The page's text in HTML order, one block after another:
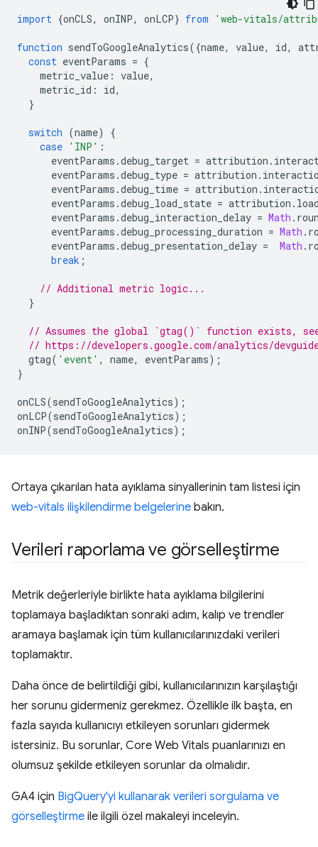
import {onCLS, onINP, onLCP} from 'web-vitals/
function sendToGoogleAnalytics({name, value, id,
const eventParams = {
metric_value : value,
metric_id : id,
}
switch (name)
{
case 'INP' :
eventParams .debug_target = attribution .
eventParams .debug_type = attribution .
eventParams .debug_time = attribution .
eventParams .debug_load_state = attribution .
eventParams .debug_interaction_delay = Math .
eventParams .debug_processing_duration = Math .
eventParams .debug_presentation_delay = Math .
break ;
// Additional metric logic...
}
// Assumes the global `gtag()` function exists,
// https://developers.google.com/analytics/
gtag( 'event' , name, eventParams);
}
onCLS(sendToGoogleAnalytics);
onLCP(sendToGoogleAnalytics);
onINP(sendToGoogleAnalytics);
Ortaya çıkarılan hata ayıklama sinyallerinin tam listesi için
web-vitals ilişkilendirme belgelerine bakın.
Verileri raporlama ve görselleştirme
Metrik değerleriyle birlikte hata ayıklama bilgilerini
toplamaya başladıktan sonraki adım, kalıp ve trendler
aramaya başlamak için tüm kullanıcılarınızdaki verileri
toplamaktır.
Daha önce de belirtildiği gibi, kullanıcılarınızın karşılaştığı
her sorunu gidermeniz gerekmez. Özellikle ilk başta, en
fazla sayıda kullanıcıyı etkileyen sorunları gidermek
istersiniz. Bu sorunlar, Core Web Vitals puanlarınızı en
olumsuz şekilde etkileyen sorunlar da olmalıdır.
GA4 için BigQuery'yi kullanarak verileri sorgulama ve
görselleştirme ile ilgili özel makaleyi inceleyin.